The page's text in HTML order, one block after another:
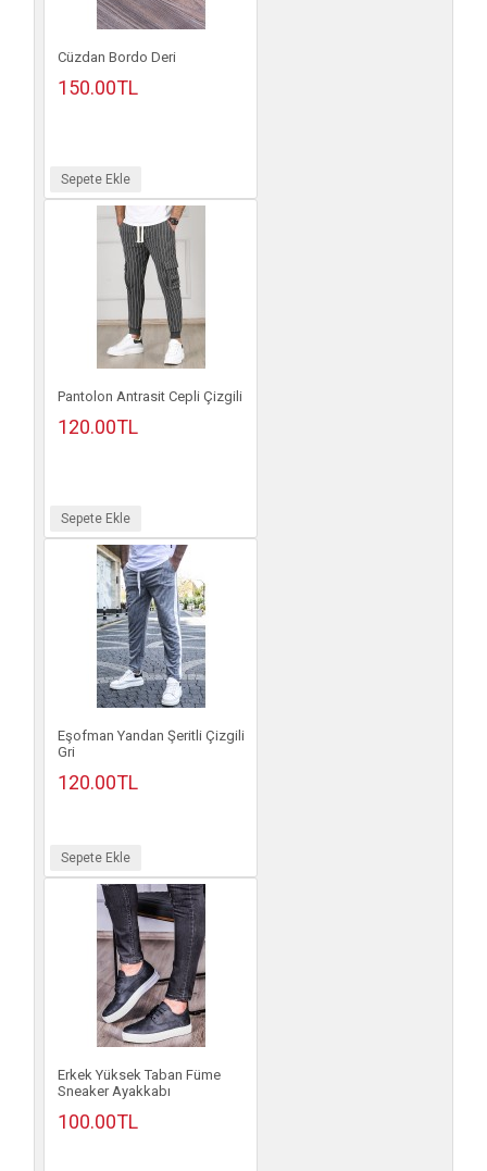
Cüzdan Bordo Deri
150.00TL
Sepete Ekle
Pantolon Antrasit Cepli Çizgili
120.00TL
Sepete Ekle
Eşofman Yandan Şeritli Çizgili
Gri
120.00TL
Sepete Ekle
Erkek Yüksek Taban Füme
Sneaker Ayakkabı
100.00TL